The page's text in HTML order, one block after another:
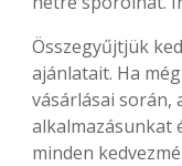
Összegyűjtjük
ajánlatait. Ha
vásárlásai során,
alkalmazásunkat
minden